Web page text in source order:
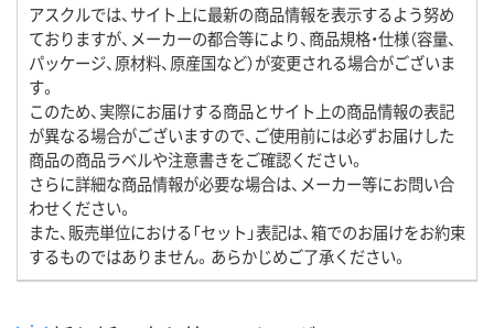
アスクルでは、サイト上に最新の商品情報を表示するよう努め
ておりますが、メーカーの都合等により、商品規格・仕様（容量、
パッケージ、原材料、原産国など）が変更される場合がございま
す。
このため、実際にお届けする商品とサイト上の商品情報の表記
が異なる場合がございますので、ご使用前には必ずお届けした
商品の商品ラベルや注意書きをご確認ください。
さらに詳細な商品情報が必要な場合は、メーカー等にお問い合
わせください。
また、販売単位における「セット」表記は、箱でのお届けをお約束
するものではありません。あらかじめご了承ください。